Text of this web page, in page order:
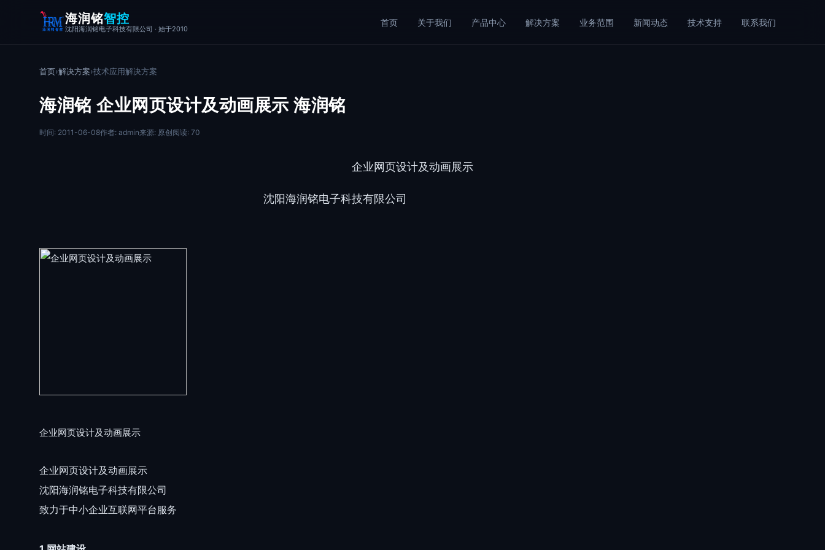
海润铭智控
沈阳海润铭电子科技有限公司 · 始于2010
首页 关于我们 产品中心 解决方案 业务范围 新闻动态 技术支持 联系我们
首页›解决方案›技术应用解决方案
海润铭 企业网页设计及动画展示 海润铭
时间: 2011-06-08作者: admin来源: 原创阅读: 70
企业网页设计及动画展示
沈阳海润铭电子科技有限公司
企业网页设计及动画展示
企业网页设计及动画展示
沈阳海润铭电子科技有限公司
致力于中小企业互联网平台服务